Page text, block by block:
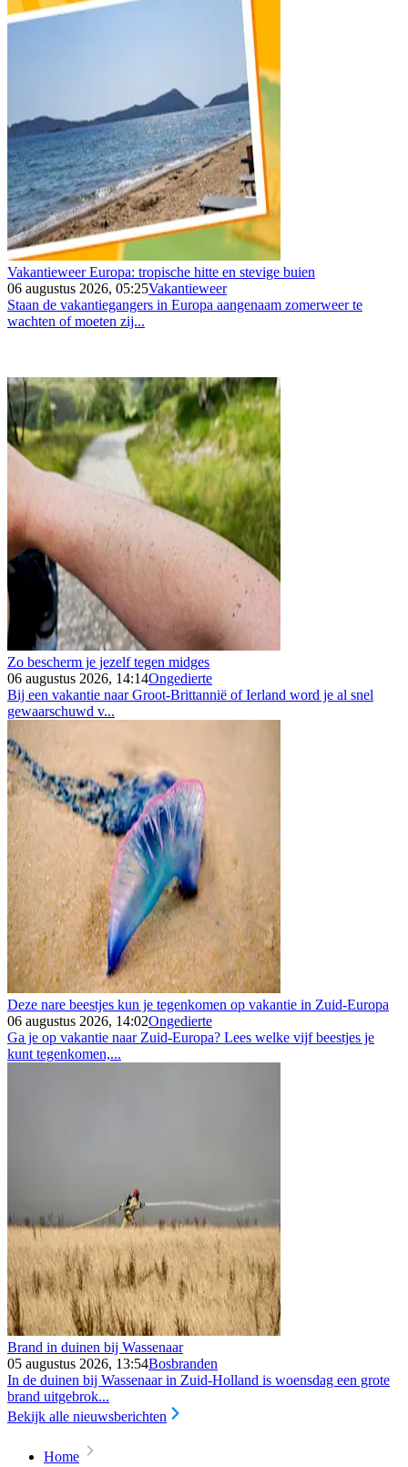
Vakantieweer Europa: tropische hitte en stevige buien
06 augustus 2026, 05:25Vakantieweer
Staan de vakantiegangers in Europa aangenaam zomerweer te
wachten of moeten zij...
Zo bescherm je jezelf tegen midges
06 augustus 2026, 14:14Ongedierte
Bij een vakantie naar Groot-Brittannië of Ierland word je al snel
gewaarschuwd v...
Deze nare beestjes kun je tegenkomen op vakantie in Zuid-Europa
06 augustus 2026, 14:02Ongedierte
Ga je op vakantie naar Zuid-Europa? Lees welke vijf beestjes je
kunt tegenkomen,...
Brand in duinen bij Wassenaar
05 augustus 2026, 13:54Bosbranden
In de duinen bij Wassenaar in Zuid-Holland is woensdag een grote
brand uitgebrok...
Bekijk alle nieuwsberichten
Home